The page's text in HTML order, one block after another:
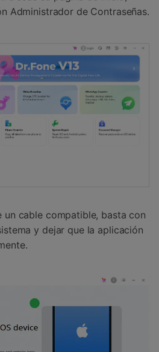
Administrador de Contraseñas.󠀲󠀩󠀥󠀦󠀨󠀣󠀢󠀥󠀳
un cable compatible, basta con
y dejar que la aplicación